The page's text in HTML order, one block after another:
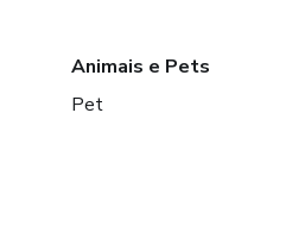
Animais e Pets
Pet